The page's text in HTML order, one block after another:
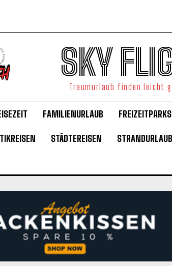
SKY
Traumurlaub finden leicht
FAMILIENURLAUB FREIZEITPARKS
STÄDTEREISEN STRANDURLAUB